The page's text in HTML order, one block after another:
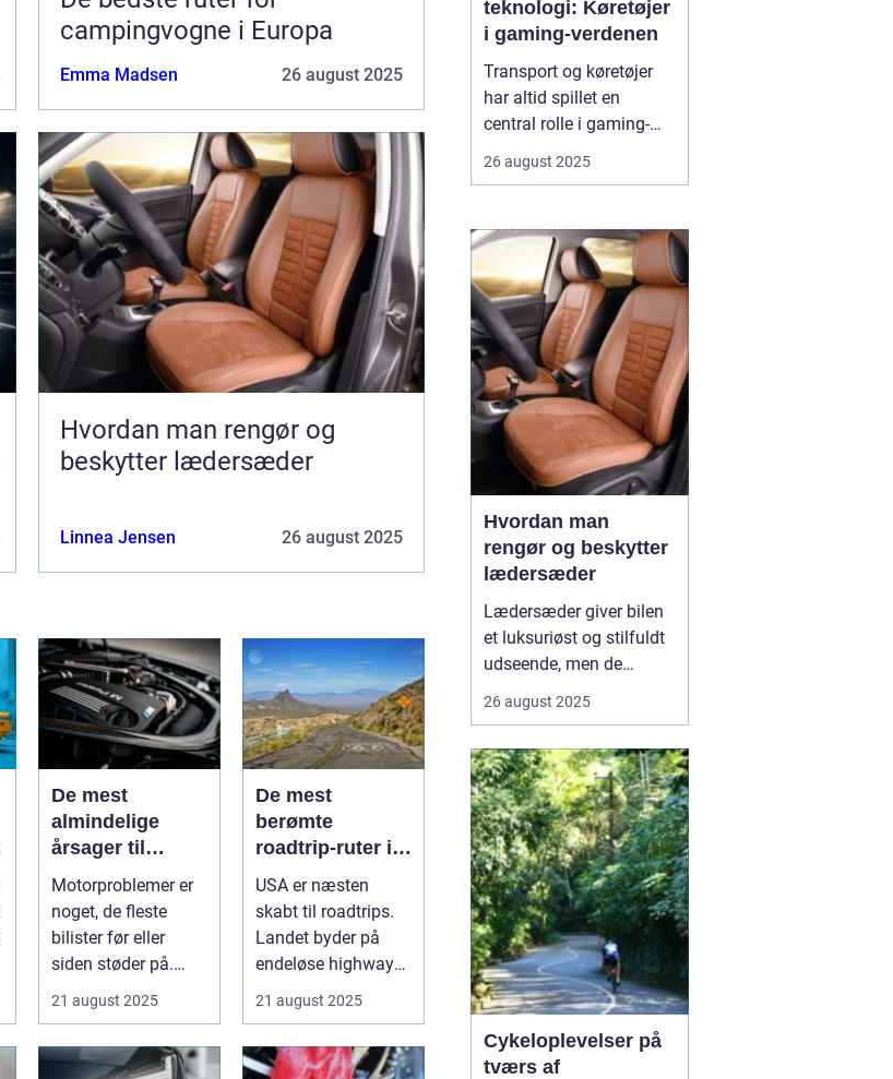
campingvogne i Europa
Emma Madsen 26 august 2025
Hvordan man rengør og
beskytter lædersæder
Linnea Jensen 26 august 2025
De mest
almindelige
årsager til
motorproblemer
Motorproblemer er
noget, de fleste
bilister før eller
siden støder på.
21 august 2025
De mest
berømte
roadtrip-ruter i
USA
USA er næsten
skabt til roadtrips.
Landet byder på
endeløse highways,
21 august 2025
teknologi: Køretøjer
i gaming-verdenen
Transport og køretøjer
har altid spillet en
central rolle i gaming-
racingspil til futuristiske
motorcykler og lastbiler
spillerne mulighed for at
opleve fart, strategi og
teknologi p&ari...
26 august 2025
Hvordan man
rengør og beskytter
lædersæder
Lædersæder giver bilen
et luksuriøst og stilfuldt
udseende, men de
for at bevare deres
Uden korrekt rengøring
og beskyttelse kan læder
blive tør...
26 august 2025
Cykeloplevelser på
tværs af